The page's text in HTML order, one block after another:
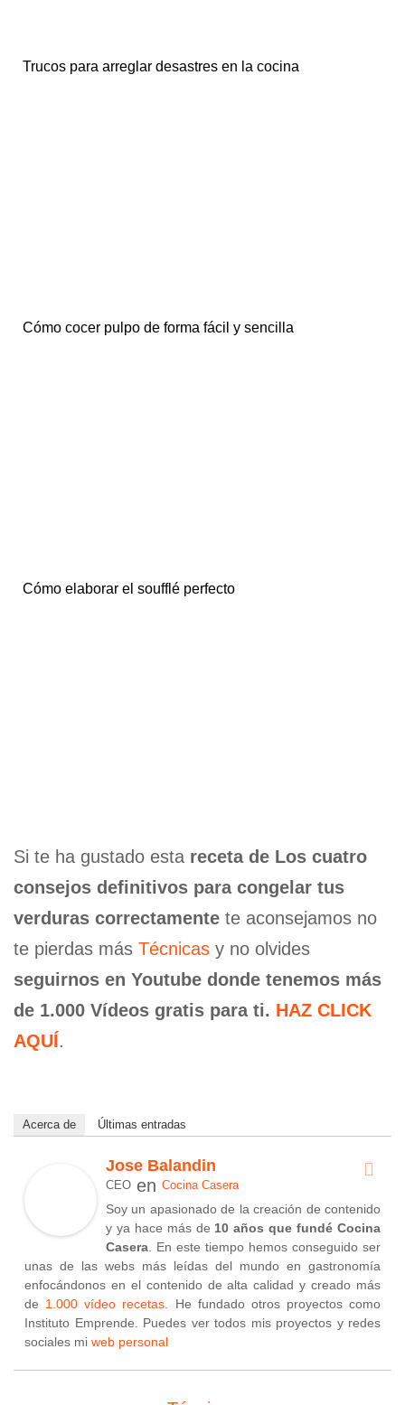
Trucos para arreglar desastres en la cocina
Cómo cocer pulpo de forma fácil y sencilla
Cómo elaborar el soufflé perfecto
Si te ha gustado esta receta de Los cuatro
consejos definitivos para congelar tus
verduras correctamente te aconsejamos no
te pierdas más Técnicas y no olvides
seguirnos en Youtube donde tenemos más
de 1.000 Vídeos gratis para ti. HAZ CLICK
AQUÍ.
Acerca de Últimas entradas
Jose Balandin
CEO en Cocina Casera
Soy un apasionado de la creación de contenido
y ya hace más de 10 años que fundé Cocina
Casera . En este tiempo hemos conseguido ser
unas de las webs más leídas del mundo en gastronomía
enfocándonos en el contenido de alta calidad y creado más
de 1.000 vídeo recetas . He fundado otros proyectos como
Instituto Emprende. Puedes ver todos mis proyectos y redes
sociales mi web personal